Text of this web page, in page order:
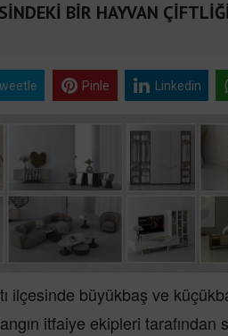
BİR HAYVAN
Pinle Linkedin
ilçesinde büyükbaş ve
itfaiye ekipleri tarafından